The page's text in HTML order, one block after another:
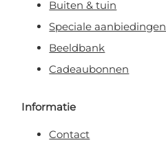
Buiten & tuin
Speciale aanbiedingen
Beeldbank
Cadeaubonnen
Informatie
Contact